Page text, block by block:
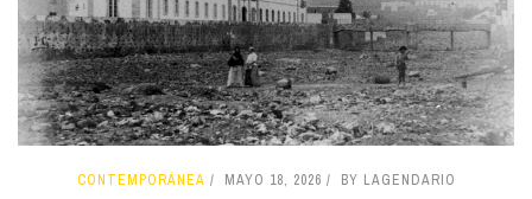
CONTEMPORÁNEA MAYO 18, 2026 BY LAGENDARIO